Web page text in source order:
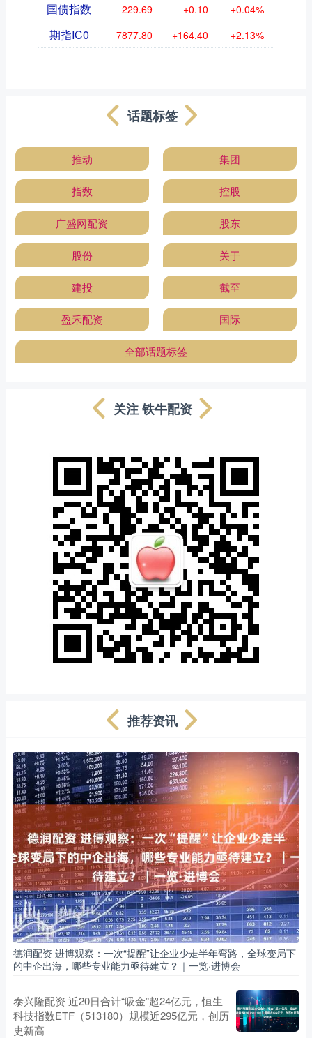
国债指数 229.69 +0.10 +0.04%
期指IC0 7877.80 +164.40 +2.13%
话题标签
推动 集团
指数 控股
广盛网配资 股东
股份 关于
建投 截至
盈禾配资 国际
全部话题标签
关注 铁牛配资
推荐资讯
德润配资 进博观察：一次“提醒”让企业少走半年弯路，全球变局下
的中企出海，哪些专业能力亟待建立？｜一览·进博会
泰兴隆配资 近20日合计“吸金”超24亿元，恒生
科技指数ETF（513180）规模近295亿元，创历
史新高